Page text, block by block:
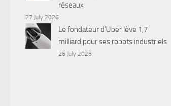
réseaux
27 July 2026
Le fondateur d’Uber lève 1,7
milliard pour ses robots industriels
26 July 2026